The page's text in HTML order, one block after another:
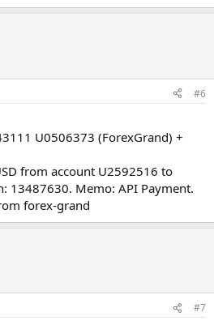
#6
U0506373 (ForexGrand) +
from account U2592516 to
13487630. Memo: API Payment.
forex-grand
#7